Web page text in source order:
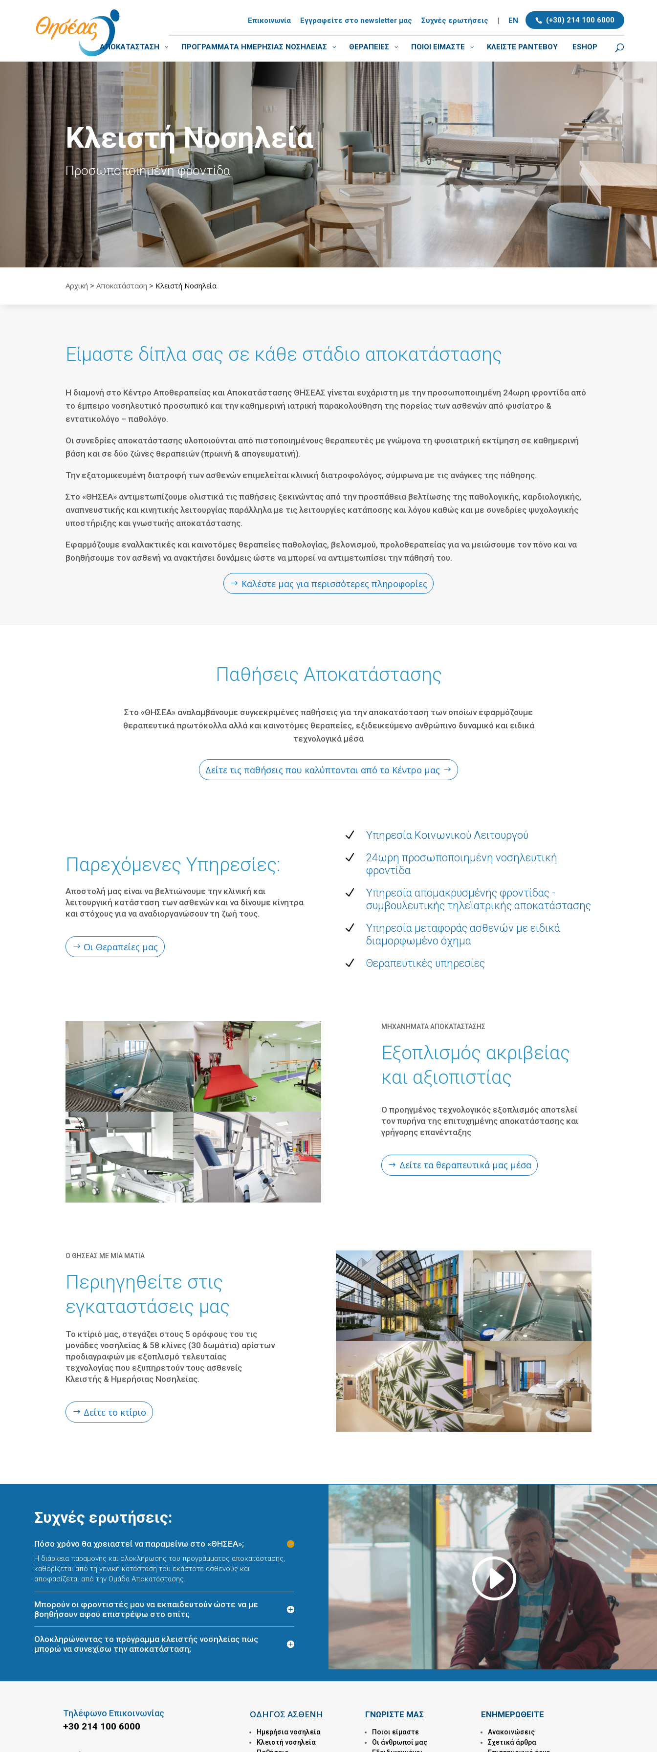
(+30) 214 100 6000
Επικοινωνία Εγγραφείτε στο newsletter μας Συχνές ερωτήσεις | EN
ΑΠΟΚΑΤΑΣΤΑΣΗ ΠΡΟΓΡΑΜΜΑΤΑ ΗΜΕΡΗΣΙΑΣ ΝΟΣΗΛΕΙΑΣ ΘΕΡΑΠΕΙΕΣ ΠΟΙΟΙ ΕΙΜΑΣΤΕ ΚΛΕΊΣΤΕ ΡΑΝΤΕΒΟΎ ESHOP
Κλειστή Νοσηλεία
Προσωποποιημένη φροντίδα
Αρχική >Αποκατάσταση > Κλειστή Νοσηλεία
Είμαστε δίπλα σας σε κάθε στάδιο αποκατάστασης
Η διαμονή στο Κέντρο Αποθεραπείας και Αποκατάστασης ΘΗΣΕΑΣ γίνεται ευχάριστη με την προσωποποιημένη 24ωρη φροντίδα από
το έμπειρο νοσηλευτικό προσωπικό και την καθημερινή ιατρική παρακολούθηση της πορείας των ασθενών από φυσίατρο &
εντατικολόγο – παθολόγο.
Οι συνεδρίες αποκατάστασης υλοποιούνται από πιστοποιημένους θεραπευτές με γνώμονα τη φυσιατρική εκτίμηση σε καθημερινή
βάση και σε δύο ζώνες θεραπειών (πρωινή & απογευματινή).
Την εξατομικευμένη διατροφή των ασθενών επιμελείται κλινική διατροφολόγος, σύμφωνα με τις ανάγκες της πάθησης.
Στο «ΘΗΣΕΑ» αντιμετωπίζουμε ολιστικά τις παθήσεις ξεκινώντας από την προσπάθεια βελτίωσης της παθολογικής, καρδιολογικής,
αναπνευστικής και κινητικής λειτουργίας παράλληλα με τις λειτουργίες κατάποσης και λόγου καθώς και με συνεδρίες ψυχολογικής
υποστήριξης και γνωστικής αποκατάστασης.
Εφαρμόζουμε εναλλακτικές και καινοτόμες θεραπείες παθολογίας, βελονισμού, προλοθεραπείας για να μειώσουμε τον πόνο και να
βοηθήσουμε τον ασθενή να ανακτήσει δυνάμεις ώστε να μπορεί να αντιμετωπίσει την πάθησή του.
Καλέστε μας για περισσότερες πληροφορίες
Παθήσεις Αποκατάστασης
Στο «ΘΗΣΕΑ» αναλαμβάνουμε συγκεκριμένες παθήσεις για την αποκατάσταση των οποίων εφαρμόζουμε
θεραπευτικά πρωτόκολλα αλλά και καινοτόμες θεραπείες, εξιδεικεύμενο ανθρώπινο δυναμικό και ειδικά
τεχνολογικά μέσα
Δείτε τις παθήσεις που καλύπτονται από το Κέντρο μας
Παρεχόμενες Υπηρεσίες:
Αποστολή μας είναι να βελτιώνουμε την κλινική και
λειτουργική κατάσταση των ασθενών και να δίνουμε κίνητρα
και στόχους για να αναδιοργανώσουν τη ζωή τους.
Οι Θεραπείες μας
N
Υπηρεσία Κοινωνικού Λειτουργού
N
24ωρη προσωποποιημένη νοσηλευτική
φροντίδα
N
Υπηρεσία απομακρυσμένης φροντίδας -
συμβουλευτικής τηλεϊατρικής αποκατάστασης
N
Υπηρεσία μεταφοράς ασθενών με ειδικά
διαμορφωμένο όχημα
N
Θεραπευτικές υπηρεσίες
ΜΗΧΑΝΗΜΑΤΑ ΑΠΟΚΑΤΑΣΤΑΣΗΣ
Εξοπλισμός ακριβείας
και αξιοπιστίας
O προηγμένος τεχνολογικός εξοπλισμός αποτελεί
τον πυρήνα της επιτυχημένης αποκατάστασης και
γρήγορης επανένταξης
Δείτε τα θεραπευτικά μας μέσα
Ο ΘΗΣΕΑΣ ΜΕ ΜΙΑ ΜΑΤΙΑ
Περιηγηθείτε στις
εγκαταστάσεις μας
Το κτίριό μας, στεγάζει στους 5 ορόφους του τις
μονάδες νοσηλείας & 58 κλίνες (30 δωμάτια) αρίστων
προδιαγραφών με εξοπλισμό τελευταίας
τεχνολογίας που εξυπηρετούν τους ασθενείς
Κλειστής & Ημερήσιας Νοσηλείας.
Δείτε το κτίριο
Συχνές ερωτήσεις:
Πόσο χρόνο θα χρειαστεί να παραμείνω στο «ΘΗΣΕΑ»;
Η διάρκεια παραμονής και ολοκλήρωσης του προγράμματος αποκατάστασης,
καθορίζεται από τη γενική κατάσταση του εκάστοτε ασθενούς και
αποφασίζεται από την Ομάδα Αποκατάστασης.
Μπορούν οι φροντιστές μου να εκπαιδευτούν ώστε να με
βοηθήσουν αφού επιστρέψω στο σπίτι;
Ολοκληρώνοντας το πρόγραμμα κλειστής νοσηλείας πως
μπορώ να συνεχίσω την αποκατάσταση;
Τηλέφωνο Επικοινωνίας
+30 214 100 6000
ΟΔΗΓΟΣ ΑΣΘΕΝΗ
Ημερήσια νοσηλεία
Kλειστή νοσηλεία
ΓΝΩΡΙΣΤΕ ΜΑΣ
Ποιοι είμαστε
Οι άνθρωποί μας
ΕΝΗΜΕΡΩΘΕΙΤΕ
Ανακοινώσεις
Σχετικά άρθρα